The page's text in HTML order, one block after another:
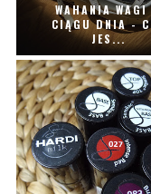
WAHANIA WAGI
CIĄGU DNIA -
JES...